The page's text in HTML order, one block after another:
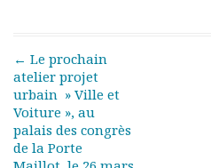
Assemblées générales
Comptes rendus mensuels
Rapports moraux
Rapports financiers
Nous rejoindre
Post navigation
← Le prochain
atelier projet
urbain » Ville et
Voiture », au
palais des congrès
de la Porte